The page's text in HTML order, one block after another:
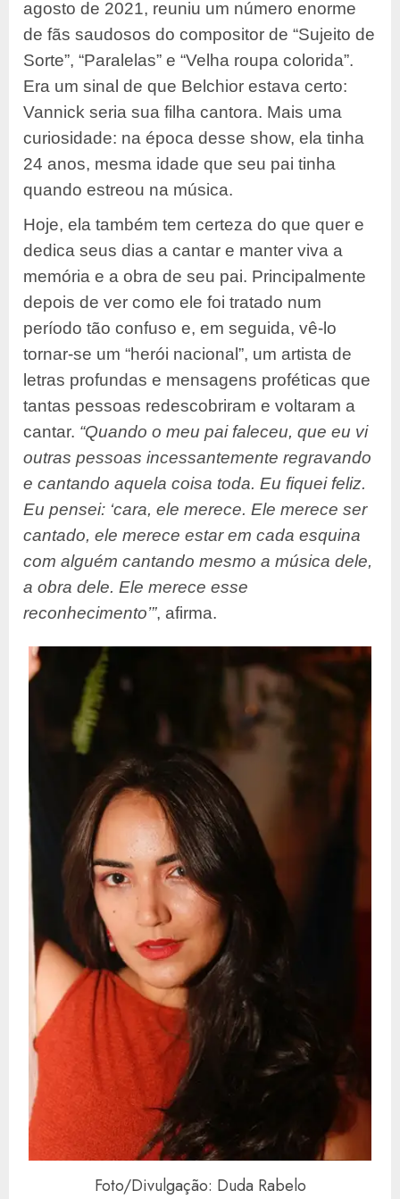
agosto de 2021, reuniu um número enorme
de fãs saudosos do compositor de “Sujeito de
Sorte”, “Paralelas” e “Velha roupa colorida”.
Era um sinal de que Belchior estava certo:
Vannick seria sua filha cantora. Mais uma
curiosidade: na época desse show, ela tinha
24 anos, mesma idade que seu pai tinha
quando estreou na música.
Hoje, ela também tem certeza do que quer e
dedica seus dias a cantar e manter viva a
memória e a obra de seu pai. Principalmente
depois de ver como ele foi tratado num
período tão confuso e, em seguida, vê-lo
tornar-se um “herói nacional”, um artista de
letras profundas e mensagens proféticas que
tantas pessoas redescobriram e voltaram a
cantar. “Quando o meu pai faleceu, que eu vi
outras pessoas incessantemente regravando
e cantando aquela coisa toda. Eu fiquei feliz.
Eu pensei: ‘cara, ele merece. Ele merece ser
cantado, ele merece estar em cada esquina
com alguém cantando mesmo a música dele,
a obra dele. Ele merece esse
reconhecimento’”, afirma.
Foto/Divulgação: Duda Rabelo